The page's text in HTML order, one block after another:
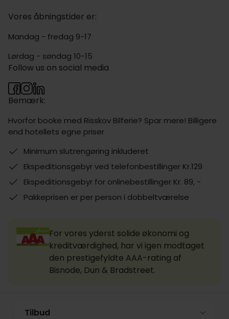
Vores åbningstider er:
Mandag - fredag 9-17
Lørdag - søndag 10-15
Bemærk:
Hvorfor booke med Risskov Bilferie? Spar mere! Billigere
end hotellets egne priser
Minimum slutrengøring inkluderet
Ekspeditionsgebyr ved telefonbestillinger Kr.129
Ekspeditionsgebyr for onlinebestillinger Kr. 89, -
Pakkeprisen er per person i dobbeltværelse
Follow us on social media
For vores yderst solide økonomi og
kreditværdighed, har vi igen modtaget
den prestigefyldte AAA-rating af
Bisnode, Dun & Bradstreet.
Tilbud